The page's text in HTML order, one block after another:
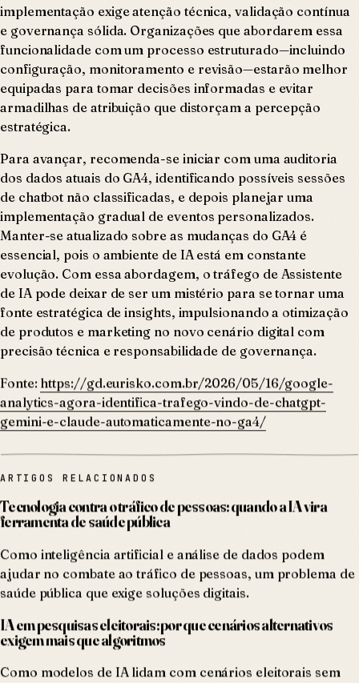
implementação exige atenção técnica, validação contínua
e governança sólida. Organizações que abordarem essa
funcionalidade com um processo estruturado—incluindo
configuração, monitoramento e revisão—estarão melhor
equipadas para tomar decisões informadas e evitar
armadilhas de atribuição que distorçam a percepção
estratégica.
Para avançar, recomenda-se iniciar com uma auditoria
dos dados atuais do GA4, identificando possíveis sessões
de chatbot não classificadas, e depois planejar uma
implementação gradual de eventos personalizados.
Manter-se atualizado sobre as mudanças do GA4 é
essencial, pois o ambiente de IA está em constante
evolução. Com essa abordagem, o tráfego de Assistente
de IA pode deixar de ser um mistério para se tornar uma
fonte estratégica de insights, impulsionando a otimização
de produtos e marketing no novo cenário digital com
precisão técnica e responsabilidade de governança.
Fonte: https://gd.eurisko.com.br/2026/05/16/google-
analytics-agora-identifica-trafego-vindo-de-chatgpt-
gemini-e-claude-automaticamente-no-ga4/
ARTIGOS RELACIONADOS
Tecnologia contra o tráfico de pessoas: quando a IA vira
ferramenta de saúde pública
Como inteligência artificial e análise de dados podem
ajudar no combate ao tráfico de pessoas, um problema de
saúde pública que exige soluções digitais.
IA em pesquisas eleitorais: por que cenários alternativos
exigem mais que algoritmos
Como modelos de IA lidam com cenários eleitorais sem